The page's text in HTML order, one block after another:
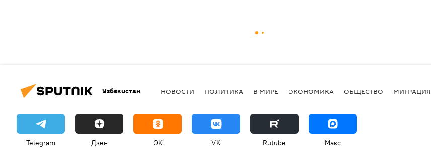
Узбекистан НОВОСТИ ПОЛИТИКА В МИРЕ ЭКОНОМИКА ОБЩЕСТВО МИГРАЦИЯ
Telegram Дзен OK VK Rutube Макс